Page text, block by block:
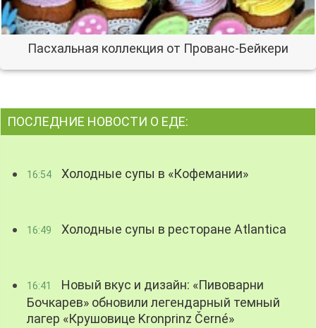
Пасхальная коллекция от Прованс-Бейкери
ПОСЛЕДНИЕ НОВОСТИ О ЕДЕ:
16:54 Холодные супы в «Кофемании»
16:49 Холодные супы в ресторане Atlantica
16:41
Новый вкус и дизайн: «Пивоварни
Бочкарев» обновили легендарный темный
лагер «Крушовице Kronprinz Černé»